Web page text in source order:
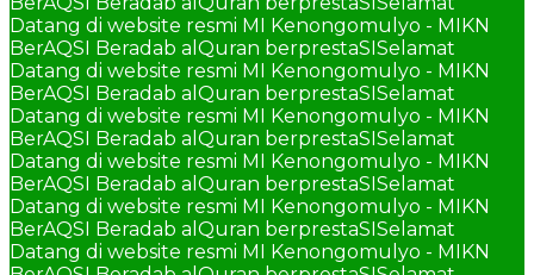
Datang di website resmi MI Kenongomulyo - MIKN
BerAQSI Beradab alQuran berprestaSISelamat
Datang di website resmi MI Kenongomulyo - MIKN
BerAQSI Beradab alQuran berprestaSISelamat
Datang di website resmi MI Kenongomulyo - MIKN
BerAQSI Beradab alQuran berprestaSISelamat
Datang di website resmi MI Kenongomulyo - MIKN
BerAQSI Beradab alQuran berprestaSISelamat
Datang di website resmi MI Kenongomulyo - MIKN
BerAQSI Beradab alQuran berprestaSISelamat
Datang di website resmi MI Kenongomulyo - MIKN